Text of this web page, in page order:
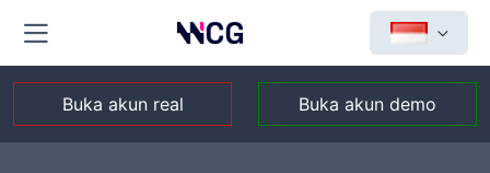
Buka akun real Buka akun demo